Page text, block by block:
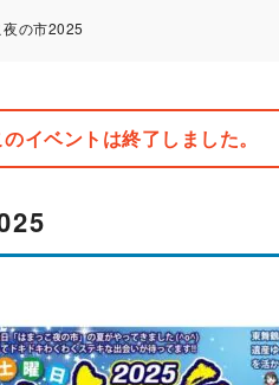
の市2025
のイベントは終了しました。